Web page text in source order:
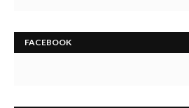
FACEBOOK